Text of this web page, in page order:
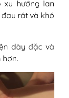
xu hướng lan
rát và khó
dày đặc và